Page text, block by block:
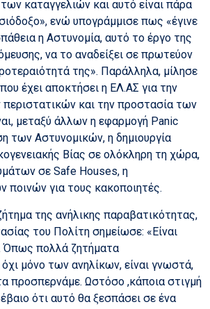
καταγγελιών και αυτό είναι πάρα
ενώ υπογράμμισε πως «έγινε
η Αστυνομία, αυτό το έργο της
να το αναδείξει σε πρωτεύον
της». Παράλληλα, μίλησε
έχει αποκτήσει η ΕΛ.ΑΣ για την
και την προστασία των
μεταξύ άλλων η εφαρμογή Panic
των Αστυνομικών, η δημιουργία
Βίας σε ολόκληρη τη χώρα,
σε Safe Houses, η
ποινών για τους κακοποιητές.
της ανήλικης παραβατικότητας,
του Πολίτη σημείωσε: «Είναι
Όπως πολλά ζητήματα
μόνο των ανηλίκων, είναι γνωστά,
προσπερνάμε. Ωστόσο ,κάποια στιγμή
ότι αυτό θα ξεσπάσει σε ένα